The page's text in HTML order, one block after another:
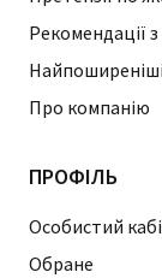
Рекомендації
Про компанію
ПРОФІЛЬ
Особистий
Обране